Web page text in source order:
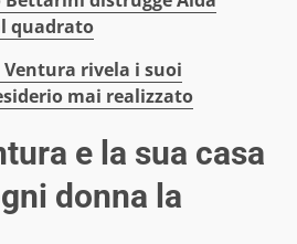
quadrato
Ventura rivela i suoi
mai realizzato
e la sua casa
donna la